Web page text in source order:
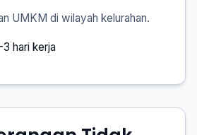
UMKM di wilayah kelurahan.
hari kerja